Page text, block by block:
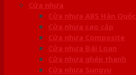
Cửa nhựa
Cửa nhựa ABS Hàn Quốc
Cửa nhựa cao cấp
Cửa nhựa Composite
Cửa nhựa Đài Loan
Cửa nhựa ghép thanh
Cửa nhựa Sungyu